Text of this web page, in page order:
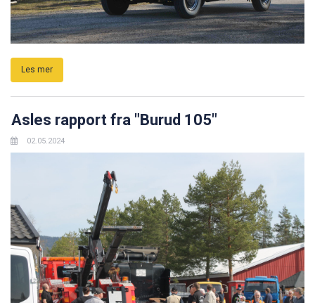
Les mer
Asles rapport fra "Burud 105"
02.05.2024